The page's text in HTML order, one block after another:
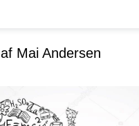
af Mai Andersen